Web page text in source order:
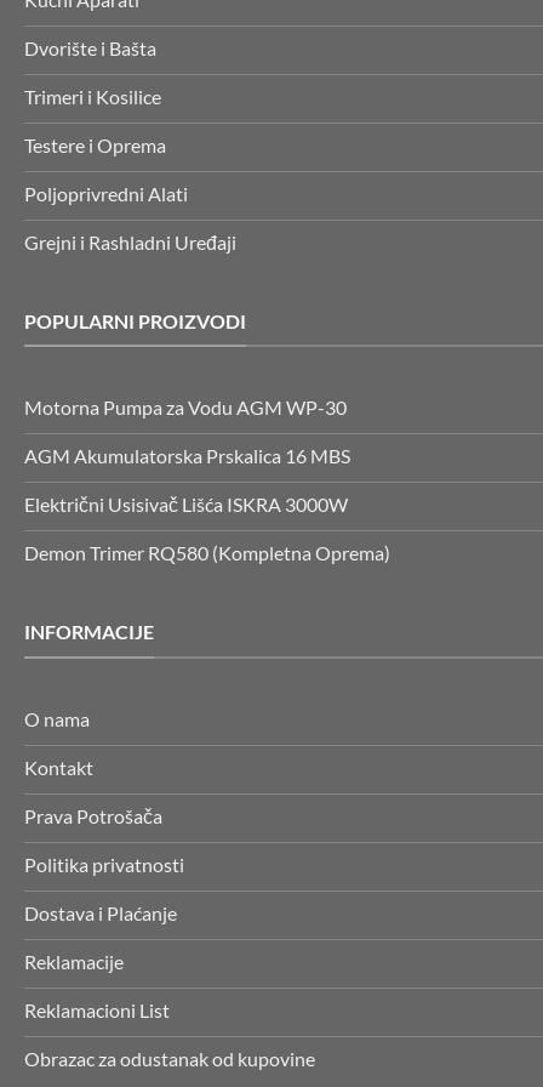
Dvorište i Bašta
Trimeri i Kosilice
Testere i Oprema
Poljoprivredni Alati
Grejni i Rashladni Uređaji
POPULARNI PROIZVODI
Motorna Pumpa za Vodu AGM WP-30
AGM Akumulatorska Prskalica 16 MBS
Električni Usisivač Lišća ISKRA 3000W
Demon Trimer RQ580 (Kompletna Oprema)
INFORMACIJE
O nama
Kontakt
Prava Potrošača
Politika privatnosti
Dostava i Plaćanje
Reklamacije
Reklamacioni List
Obrazac za odustanak od kupovine